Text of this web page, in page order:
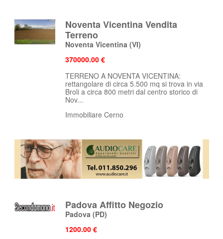
Noventa Vicentina Vendita
Terreno
Noventa Vicentina (VI)
370000.00 €
TERRENO A NOVENTA VICENTINA:
rettangolare di circa 5.500 mq si trova in via
Broli a circa 800 metri dal centro storico di
Nov...
Immobiliare Cerno
Padova Affitto Negozio
Padova (PD)
1200.00 €